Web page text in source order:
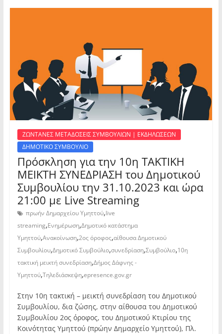
ΖΩΝΤΑΝΕΣ ΜΕΤΑΔΟΣΕΙΣ ΣΥΜΒΟΥΛΙΩΝ | ΕΚΔΗΛΩΣΕΩΝ
ΔΗΜΟΤΙΚΟ ΣΥΜΒΟΥΛΙΟ
Πρόσκληση για την 10η ΤΑΚΤΙΚΗ
ΜΕΙΚΤΗ ΣΥΝΕΔΡΙΑΣΗ του Δημοτικού
Συμβουλίου την 31.10.2023 και ώρα
21:00 με Live Streaming
πρωήν Δημαρχείου Υμηττού,live
streaming,Ενημέρωση,Δημοτικό κατάστημα
Υμηττού,Ανακοίνωση,2ος όροφος,αίθουσα Δημοτικού
Συμβουλίου,Δημοτικό Συμβούλιο,συνεδρίαση,Συμβούλιο,10η
τακτική μεικτή συνεδρίαση,Δήμος Δάφνης -
Υμηττού,Τηλεδιάσκεψη,epresence.gov.gr
Στην 10η τακτική – μεικτή συνεδρίαση του Δημοτικού
Συμβουλίου, δια ζώσης, στην αίθουσα του Δημοτικού
Συμβουλίου 2ος όροφος, του Δημοτικού Κτιρίου της
Κοινότητας Υμηττού (πρώην Δημαρχείο Υμηττού), Πλ.